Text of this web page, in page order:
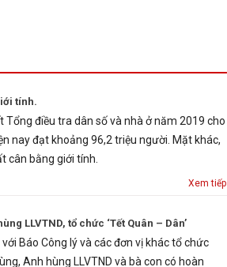
tính.
Tổng điều tra dân số và nhà ở năm 2019 cho
nay đạt khoảng 96,2 triệu người. Mặt khác,
cân bằng giới tính.
Xem tiếp
LLVTND, tổ chức ‘Tết Quân – Dân’
Báo Công lý và các đơn vị khác tổ chức
Anh hùng LLVTND và bà con có hoàn